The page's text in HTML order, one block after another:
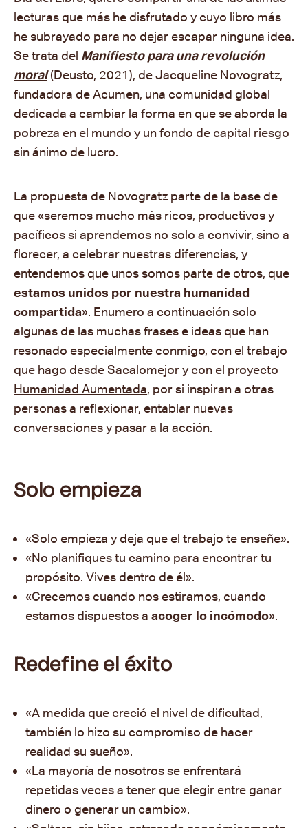
lecturas que más he disfrutado y cuyo libro más
he subrayado para no dejar escapar ninguna idea.
Se trata del Manifiesto para una revolución
moral (Deusto, 2021), de Jacqueline Novogratz,
fundadora de Acumen, una comunidad global
dedicada a cambiar la forma en que se aborda la
pobreza en el mundo y un fondo de capital riesgo
sin ánimo de lucro.
La propuesta de Novogratz parte de la base de
que «seremos mucho más ricos, productivos y
pacíficos si aprendemos no solo a convivir, sino a
florecer, a celebrar nuestras diferencias, y
entendemos que unos somos parte de otros, que
estamos unidos por nuestra humanidad
compartida». Enumero a continuación solo
algunas de las muchas frases e ideas que han
resonado especialmente conmigo, con el trabajo
que hago desdeSacalomejory con el proyecto
Humanidad Aumentada, por si inspiran a otras
personas a reflexionar, entablar nuevas
conversaciones y pasar a la acción.
Solo empieza
«Solo empieza y deja que el trabajo te enseñe».
«No planifiques tu camino para encontrar tu
propósito. Vives dentro de él».
«Crecemos cuando nos estiramos, cuando
estamos dispuestos a acoger lo incómodo».
Redefine el éxito
«A medida que creció el nivel de dificultad,
también lo hizo su compromiso de hacer
realidad su sueño».
«La mayoría de nosotros se enfrentará
repetidas veces a tener que elegir entre ganar
dinero o generar un cambio».